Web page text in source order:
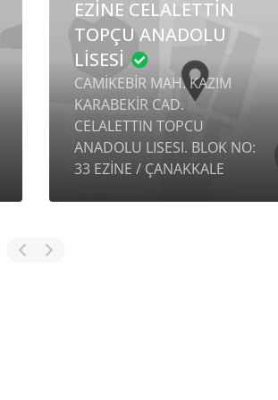
EZİNE CELALETTİN
TOPÇU ANADOLU
LİSESİ
CAMİKEBİR MAH. KAZIM
KARABEKİR CAD.
CELALETTIN TOPCU
ANADOLU LISESI. BLOK NO:
33 EZİNE / ÇANAKKALE